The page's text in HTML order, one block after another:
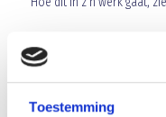
Toestemming
We doen het samen!! We
ons doel te behalen met
goed gebruiken.